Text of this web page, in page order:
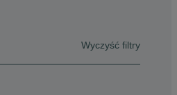
Wyczyść filtry